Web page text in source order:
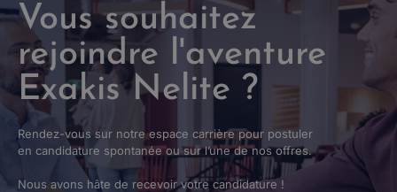
Vous souhaitez
rejoindre l'aventure
Exakis Nelite ?
Rendez-vous sur notre espace carrière pour postuler
en candidature spontanée ou sur l’une de nos offres.
Nous avons hâte de recevoir votre candidature !